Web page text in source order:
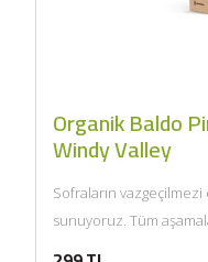
Organik Baldo
Windy Valley
Sofraların
sunuyoruz. Tüm aşamalarda, zirai ilaç ve koruyucu madde